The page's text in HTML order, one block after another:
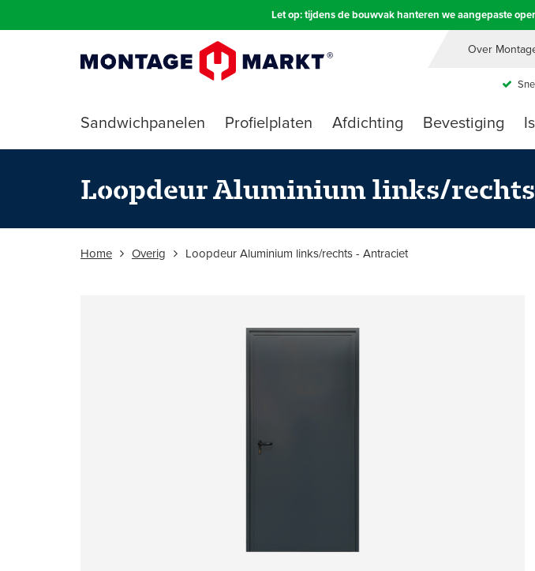
Let op: tijdens de bouwvak hanteren we aangepaste
Over
Sandwichpanelen Profielplaten Afdichting Bevestiging
Loopdeur Aluminium links/
Home Overig Loopdeur Aluminium links/rechts - Antraciet